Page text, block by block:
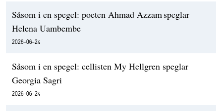
Såsom i en spegel: poeten Ahmad Azzam speglar
Helena Uambembe
2026-06-24
Såsom i en spegel: cellisten My Hellgren speglar
Georgia Sagri
2026-06-24